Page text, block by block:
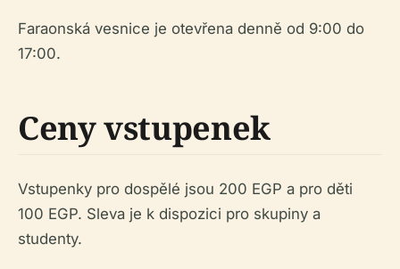
Faraonská vesnice je otevřena denně od 9:00 do
17:00.
Ceny vstupenek
Vstupenky pro dospělé jsou 200 EGP a pro děti
100 EGP. Sleva je k dispozici pro skupiny a
studenty.